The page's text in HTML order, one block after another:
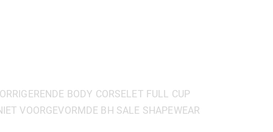
BODY CORSELET FULL CUP
VOORGEVORMDE BH SALE SHAPEWEAR